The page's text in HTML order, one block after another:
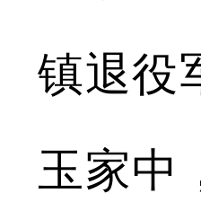
镇退役
玉家中